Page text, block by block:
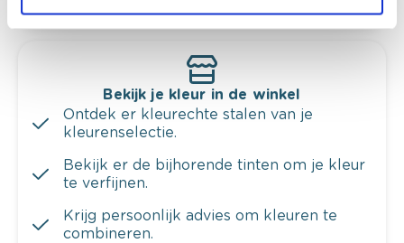
Bekijk je kleur in de winkel
Ontdek er kleurechte stalen van je
kleurenselectie.
Bekijk er de bijhorende tinten om je kleur
te verfijnen.
Krijg persoonlijk advies om kleuren te
combineren.